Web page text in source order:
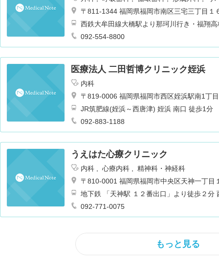
〒811-1344 福岡県福岡市南区三宅三丁目１
西鉄大牟田線大橋駅より那珂川行き・福翔
は
092-554-8800
医療法人 二田哲博クリニック姪浜
内科
〒819-0006 福岡県福岡市西区姪浜駅南1丁
JR筑肥線(姪浜～西唐津) 姪浜 南口 徒歩1分
092-883-1188
うえはた心療クリニック
内科 心療内科
精神科・神経科
〒810-0001 福岡県福岡市中央区天神一丁目
地下鉄 「天神駅 １２番出口」より徒歩２
前」
092-771-0075
もっと見る